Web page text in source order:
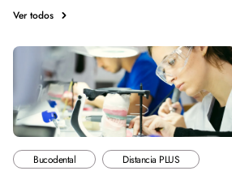
Ver todos
Bucodental Distancia PLUS